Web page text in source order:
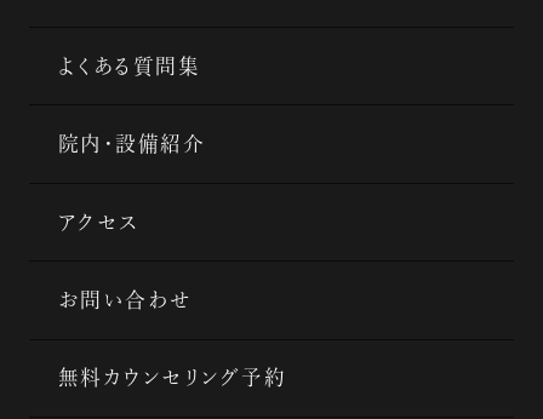
よくある質問集
院内・設備紹介
アクセス
お問い合わせ
無料カウンセリング予約